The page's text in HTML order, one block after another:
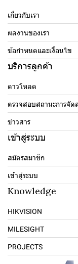
เกี่ยวกับเรา
ผลงานของเรา
ข้อกำหนดและเงื่อนไข
บริการลูกค้า
ดาวโหลด
ตรวจสอบสถานะการจัด
ข่าวสาร
เข้าสู่ระบบ
สมัครสมาชิก
เข้าสู่ระบบ
Knowledge
HIKVISION
MILESIGHT
PROJECTS